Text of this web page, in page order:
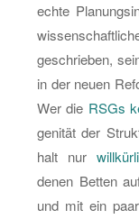
echte
ge­schrie­ben,
in der neuen
Wer die RSGs
ge­ni­tät der
halt nur
denen Bet­ten
und mit ein